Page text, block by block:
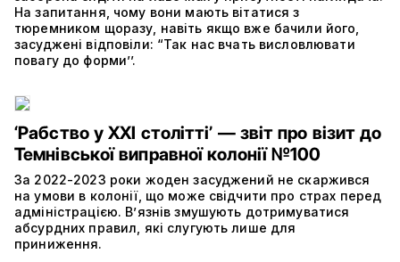
На запитання, чому вони мають вітатися з
тюремником щоразу, навіть якщо вже бачили його,
засуджені відповіли: “Так нас вчать висловлювати
повагу до форми’’.
‘Рабство у XXI столітті’ — звіт про візит до
Темнівської виправної колонії №100
За 2022-2023 роки жоден засуджений не скаржився
на умови в колонії, що може свідчити про страх перед
адміністрацією. В’язнів змушують дотримуватися
абсурдних правил, які слугують лише для
приниження.